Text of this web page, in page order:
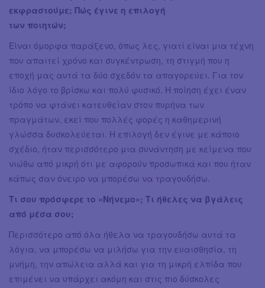
εκφραστούμε; Πώς έγινε η επιλογή
των ποιητών;
Είναι όμορφα παράξενο, όπως λες, γιατί είναι μια τέχνη
που απαιτεί χρόνο και συγκέντρωση, τη στιγμή που η
εποχή μας αυτά τα δύο σχεδόν τα απαγορεύει. Για τον
ίδιο λόγο το βρίσκω και πολύ φυσικό. Η ποίηση έχει έναν
τρόπο να φτάνει κατευθείαν στον πυρήνα των
πραγμάτων, εκεί που πολλές φορές η καθημερινή
γλώσσα δυσκολεύεται. Η επιλογή δεν έγινε με κάποιο
σχέδιο, ήταν περισσότερο μια συνάντηση με κείμενα που
νιώθω από μικρή ότι με αφορούν προσωπικά και που ήταν
κάπως σαν όνειρο να μπορέσω να τραγουδήσω.
Τι σου πρόσφερε το «Νήνεμο»; Τι ήθελες να βγάλεις
από μέσα σου;
Περισσότερο από όλα ήθελα να τραγουδήσω αυτά τα
λόγια, να μπορέσω να μιλήσω για την ευαισθησία, τη
μνήμη, την απώλεια αλλά και για τη μικρή ελπίδα που
επιμένει να υπάρχει ακόμη και στις πιο δύσκολες